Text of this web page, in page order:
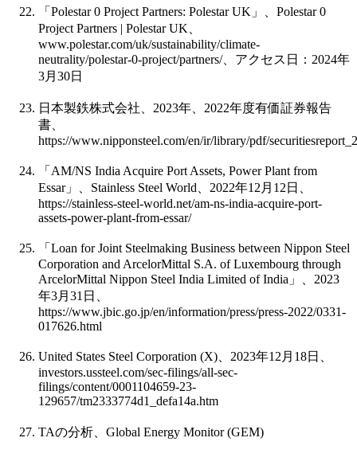
「 Polestar 0 Project Partners: Polestar UK 」、 Polestar 0
Project Partners | Polestar UK
www.polestar.com/uk/sustainability/climate-
neutrality/polestar-0-project/partners/、アクセス日： 2024年
3月 30日
日本製鉄株式会社、 2023年、 2022年度有価証券報告
書、
https://www.nipponsteel.com/en/ir/library/pdf/
「 AM/NS India Acquire Port Assets, Power Plant from
Essar」、 Stainless Steel World 2022年12 月 12 日、
https://stainless-steel-world.net/am-ns-india-acquire-port-
assets-power-plant-from-essar/
「 Loan for Joint Steelmaking Business between Nippon Steel
Corporation and ArcelorMittal S.A. of Luxembourg through
ArcelorMittal Nippon Steel India Limited of India 」、 2023
年3月 31 日、
https://www.jbic.go.jp/en/information/press/press-2022/0331-
017626.html
United States Steel Corporation (X) 2023年12 月 18日、
investors.ussteel.com/sec-filings/all-sec-
filings/content/0001104659-23-
129657/tm2333774d1_defa14a.htm
TAの分析、 Global Energy Monitor (GEM)